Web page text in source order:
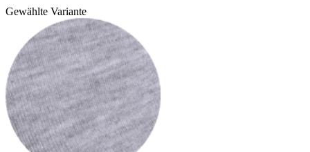
Gewählte Variante